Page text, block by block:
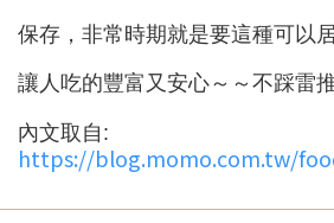
保存，非常時期就是要這種可以
讓人吃的豐富又安心～～不踩雷
內文取自:
https://blog.momo.com.tw/